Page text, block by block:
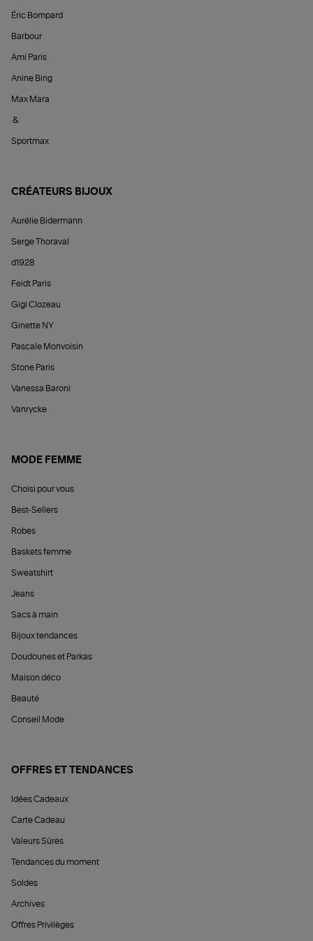
Éric Bompard
Barbour
Ami Paris
Anine Bing
Max Mara
&
Sportmax
CRÉATEURS BIJOUX
Aurélie Bidermann
Serge Thoraval
d1928
Feidt Paris
Gigi Clozeau
Ginette NY
Pascale Monvoisin
Stone Paris
Vanessa Baroni
Vanrycke
MODE FEMME
Choisi pour vous
Best-Sellers
Robes
Baskets femme
Sweatshirt
Jeans
Sacs à main
Bijoux tendances
Doudounes et Parkas
Maison déco
Beauté
Conseil Mode
OFFRES ET TENDANCES
Idées Cadeaux
Carte Cadeau
Valeurs Sûres
Tendances du moment
Soldes
Archives
Offres Privilèges